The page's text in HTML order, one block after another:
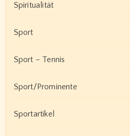
Spiritualität
Sport
Sport – Tennis
Sport/Prominente
Sportartikel